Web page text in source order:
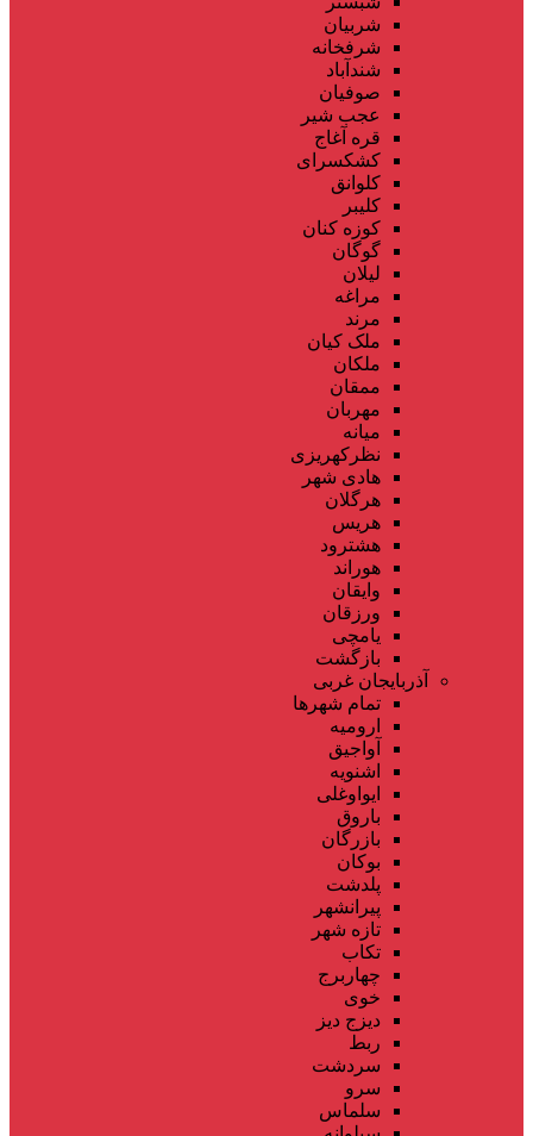
شربیان
شرفخانه
شندآباد
صوفیان
عجب شیر
قره آغاج
کشکسرای
کلوانق
کلیبر
کوزه کنان
گوگان
لیلان
مراغه
مرند
ملک کیان
ملکان
ممقان
مهربان
میانه
نظرکهریزی
هادی شهر
هرگلان
هریس
هشترود
هوراند
وایقان
ورزقان
یامچی
بازگشت
آذربایجان غربی
تمام شهر‌ها
ارومیه
آواجیق
اشنویه
ایواوغلی
باروق
بازرگان
بوکان
پلدشت
پیرانشهر
تازه شهر
تکاب
چهاربرج
خوی
دیزج دیز
ربط
سردشت
سرو
سلماس